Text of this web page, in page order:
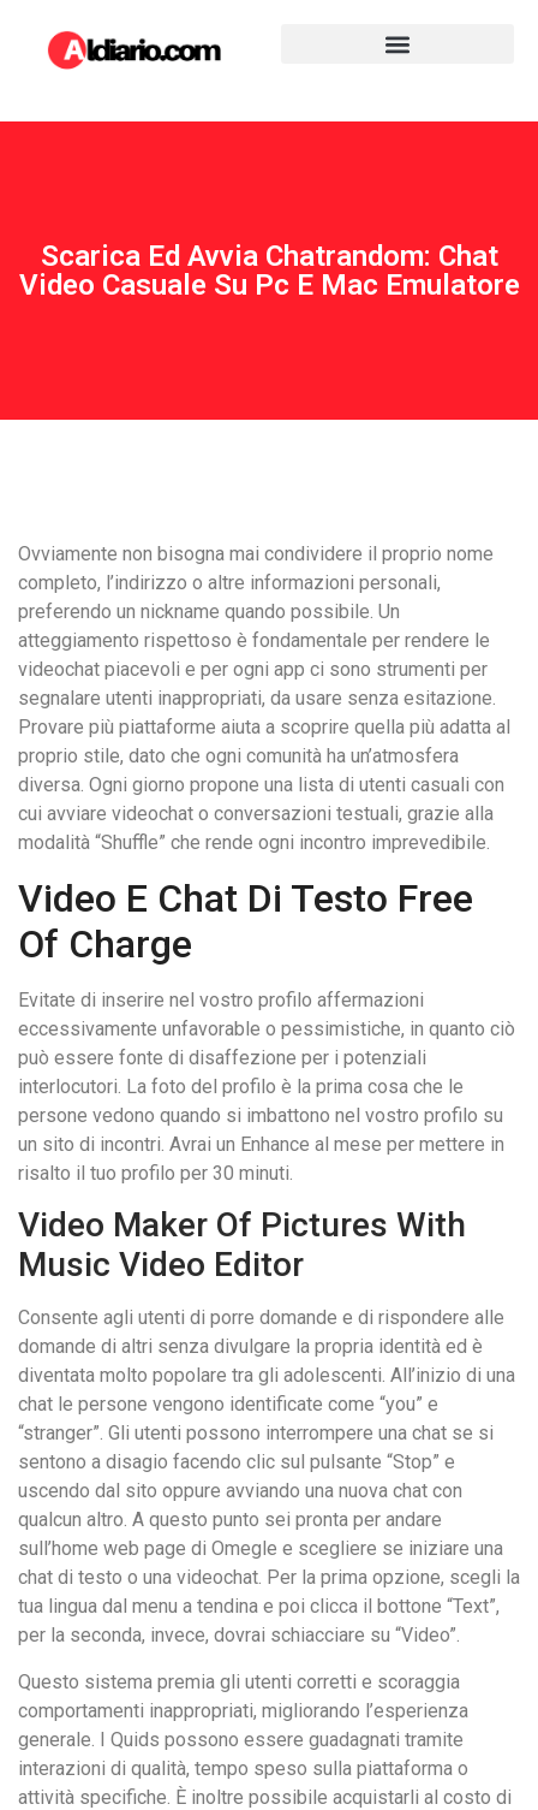
Scarica Ed Avvia Chatrandom: Chat
Video Casuale Su Pc E Mac Emulatore
Ovviamente non bisogna mai condividere il proprio nome
completo, l’indirizzo o altre informazioni personali,
preferendo un nickname quando possibile. Un
atteggiamento rispettoso è fondamentale per rendere le
videochat piacevoli e per ogni app ci sono strumenti per
segnalare utenti inappropriati, da usare senza esitazione.
Provare più piattaforme aiuta a scoprire quella più adatta al
proprio stile, dato che ogni comunità ha un’atmosfera
diversa. Ogni giorno propone una lista di utenti casuali con
cui avviare videochat o conversazioni testuali, grazie alla
modalità “Shuffle” che rende ogni incontro imprevedibile.
Video E Chat Di Testo Free
Of Charge
Evitate di inserire nel vostro profilo affermazioni
eccessivamente unfavorable o pessimistiche, in quanto ciò
può essere fonte di disaffezione per i potenziali
interlocutori. La foto del profilo è la prima cosa che le
persone vedono quando si imbattono nel vostro profilo su
un sito di incontri. Avrai un Enhance al mese per mettere in
risalto il tuo profilo per 30 minuti.
Video Maker Of Pictures With
Music Video Editor
Consente agli utenti di porre domande e di rispondere alle
domande di altri senza divulgare la propria identità ed è
diventata molto popolare tra gli adolescenti. All’inizio di una
chat le persone vengono identificate come “you” e
“stranger”. Gli utenti possono interrompere una chat se si
sentono a disagio facendo clic sul pulsante “Stop” e
uscendo dal sito oppure avviando una nuova chat con
qualcun altro. A questo punto sei pronta per andare
sull’home web page di Omegle e scegliere se iniziare una
chat di testo o una videochat. Per la prima opzione, scegli la
tua lingua dal menu a tendina e poi clicca il bottone “Text”,
per la seconda, invece, dovrai schiacciare su “Video”.
Questo sistema premia gli utenti corretti e scoraggia
comportamenti inappropriati, migliorando l’esperienza
generale. I Quids possono essere guadagnati tramite
interazioni di qualità, tempo speso sulla piattaforma o
attività specifiche. È inoltre possibile acquistarli al costo di